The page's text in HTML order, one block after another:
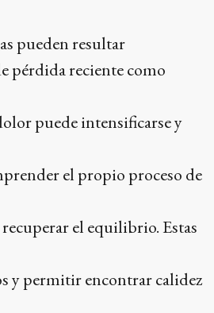
pueden resultar
pérdida reciente como
puede intensificarse y
el propio proceso de
el equilibrio. Estas
y permitir encontrar calidez